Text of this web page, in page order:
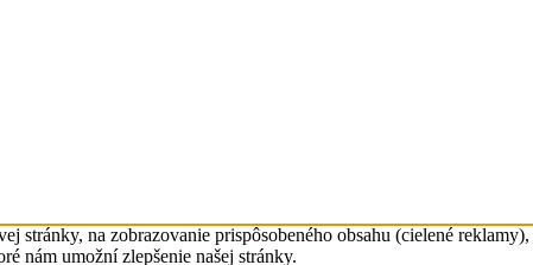
stránky, na zobrazovanie prispôsobeného obsahu (cielené
nám umožní zlepšenie našej stránky.